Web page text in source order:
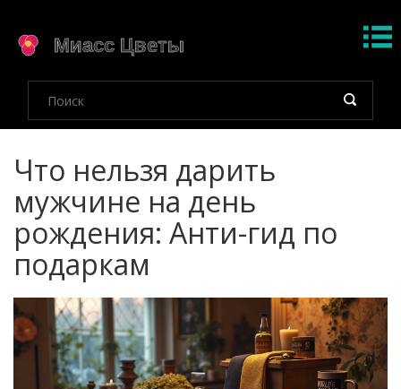
Что нельзя дарить
мужчине на день
рождения: Анти-гид по
подаркам